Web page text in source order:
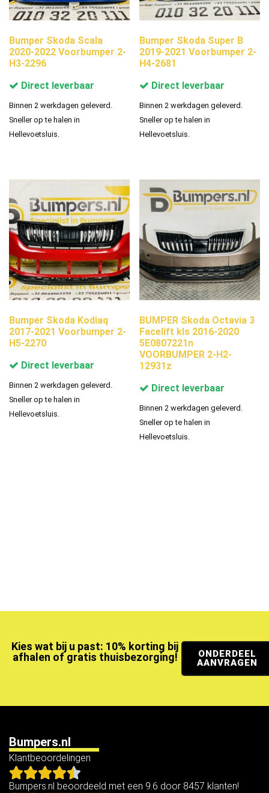
Bumper Skoda Scala
2020-2022 Voorbumper 2-
H3-2296
Direct leverbaar
Binnen 2 werkdagen geleverd.
Sneller op te halen in
Hellevoetsluis.
Bumper Skoda Super B
2019-2021 Voorbumper 2-
H4-2681
Direct leverbaar
Binnen 2 werkdagen geleverd.
Sneller op te halen in
Hellevoetsluis.
Bumper Skoda Kodiaq
2017-2021 Voorbumper 2-
H5-2270
Direct leverbaar
Binnen 2 werkdagen geleverd.
Sneller op te halen in
Hellevoetsluis.
BUMPER Skoda Octavia 3
Facelift kls 2016-2020
5E0807221n
VOORBUMPER 2-H2-
12931z
Direct leverbaar
Binnen 2 werkdagen geleverd.
Sneller op te halen in
Hellevoetsluis.
Kies wat bij u past: 10% korting bij
afhalen of gratis thuisbezorging!
ONDERDEEL
AANVRAGEN
Bumpers.nl
Klantbeoordelingen
Bumpers.nl beoordeeld met een 9.6 door 8457 klanten!